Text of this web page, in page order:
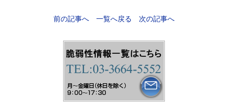
前の記事へ 一覧へ戻る 次の記事へ